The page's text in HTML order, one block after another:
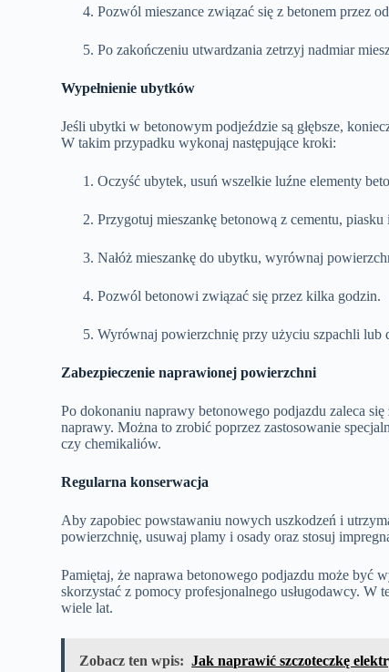
Pozwól mieszance związać się z betonem przez
Po zakończeniu utwardzania zetrzyj nadmiar
Wypełnienie ubytków
Jeśli ubytki w betonowym podjeździe są głębsze,
W takim przypadku wykonaj następujące kroki:
Oczyść ubytek, usuń wszelkie luźne elementy
Przygotuj mieszankę betonową z cementu,
Nałóż mieszankę do ubytku, wyrównaj
Pozwól betonowi związać się przez kilka godzin.
Wyrównaj powierzchnię przy użyciu szpachli lub
Zabezpieczenie naprawionej powierzchni
Po dokonaniu naprawy betonowego podjazdu zaleca
naprawy. Można to zrobić poprzez zastosowanie
czy chemikaliów.
Regularna konserwacja
Aby zapobiec powstawaniu nowych uszkodzeń i
powierzchnię, usuwaj plamy i osady oraz stosuj
Pamiętaj, że naprawa betonowego podjazdu może być
skorzystać z pomocy profesjonalnego usługodawcy. W
wiele lat.
Zobacz ten wpis: Jak naprawić szczoteczkę